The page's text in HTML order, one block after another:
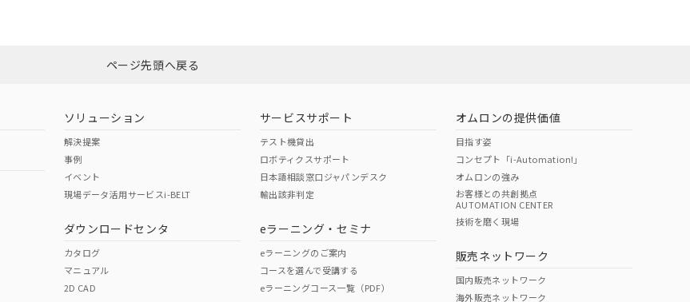
ダウンロードはこちら
O O
ページ先頭へ戻る
ソリューション
解決提案
事例
イベント
現場データ活用サービスi-BELT
ダウンロードセンタ
カタログ
マニュアル
2D CAD
サービスサポート
テスト機貸出
ロボティクスサポート
日本語相談窓口ジャパンデスク
輸出該非判定
eラーニング・セミナ
eラーニングのご案内
コースを選んで受講する
eラーニングコース一覧（PDF）
オムロンの提供価値
目指す姿
コンセプト「i-Automation!」
オムロンの強み
お客様との共創拠点
AUTOMATION CENTER
技術を磨く現場
販売ネットワーク
国内販売ネットワーク
海外販売ネットワーク